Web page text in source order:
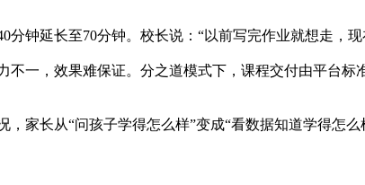
钟延长至70分钟。校长说：“以前写完作业就想走，
一，效果难保证。分之道模式下，课程交付由平台
家长从“问孩子学得怎么样”变成“看数据知道学得怎么